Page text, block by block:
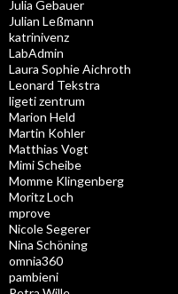
Julia Gebauer
Julian Leßmann
katrinivenz
LabAdmin
Laura Sophie Aichroth
Leonard Tekstra
ligeti zentrum
Marion Held
Martin Kohler
Matthias Vogt
Mimi Scheibe
Momme Klingenberg
Moritz Loch
mprove
Nicole Segerer
Nina Schöning
omnia360
pambieni